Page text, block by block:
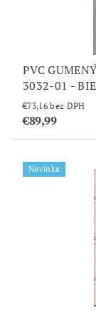
PVC
3032-01 -
€73,16 bez DPH
€89,99
Novinka